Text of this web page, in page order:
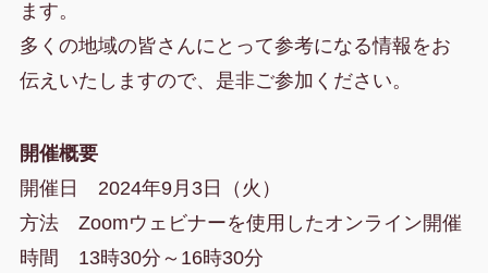
ます。
多くの地域の皆さんにとって参考になる情報をお
伝えいたしますので、是非ご参加ください。
開催概要
開催日 2024年9月3日（火）
方法 Zoomウェビナーを使用したオンライン開催
時間 13時30分～16時30分